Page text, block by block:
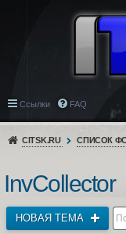
Ссылки FAQ
CITSK.RU СПИСОК
InvCollector
НОВАЯ ТЕМА